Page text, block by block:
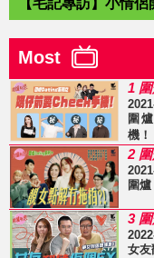
【毛記專訪】小情
Most
1
圍
機！
2
圍
3
女友